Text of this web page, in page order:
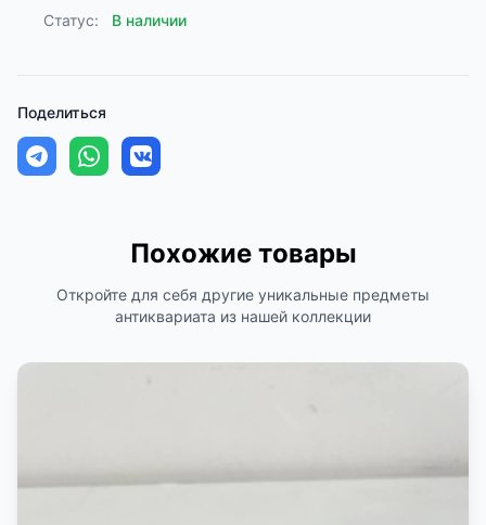
Статус: В наличии
Поделиться
Похожие товары
Откройте для себя другие уникальные предметы
антиквариата из нашей коллекции